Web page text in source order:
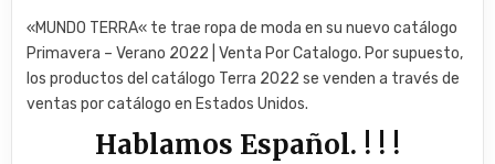
«MUNDO TERRA« te trae ropa de moda en su nuevo catálogo
Primavera – Verano 2022 | Venta Por Catalogo. Por supuesto,
los productos del catálogo Terra 2022 se venden a través de
ventas por catálogo en Estados Unidos.
Hablamos Español. ! ! !